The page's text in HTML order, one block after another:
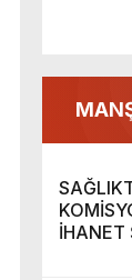
İHANET